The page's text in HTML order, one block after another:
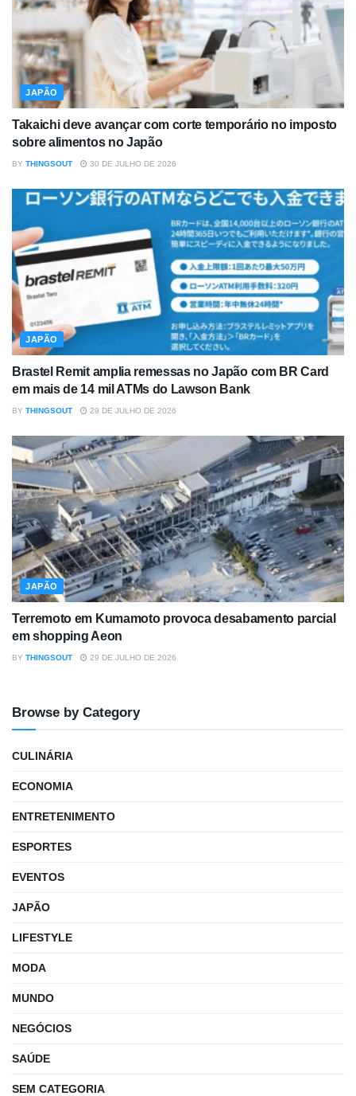
JAPÃO
Takaichi deve avançar com corte temporário no imposto
sobre alimentos no Japão
BY THINGSOUT 30 DE JULHO DE 2026
JAPÃO
Brastel Remit amplia remessas no Japão com BR Card
em mais de 14 mil ATMs do Lawson Bank
BY THINGSOUT 29 DE JULHO DE 2026
JAPÃO
Terremoto em Kumamoto provoca desabamento parcial
em shopping Aeon
BY THINGSOUT 29 DE JULHO DE 2026
Browse by Category
CULINÁRIA
ECONOMIA
ENTRETENIMENTO
ESPORTES
EVENTOS
JAPÃO
LIFESTYLE
MODA
MUNDO
NEGÓCIOS
SAÚDE
SEM CATEGORIA